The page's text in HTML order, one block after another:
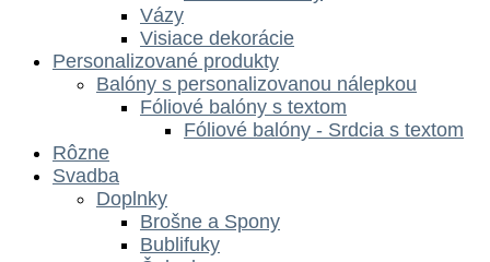
Vázy
Visiace dekorácie
Personalizované produkty
Balóny s personalizovanou nálepkou
Fóliové balóny s textom
Fóliové balóny - Srdcia s textom
Rôzne
Svadba
Doplnky
Brošne a Spony
Bublifuky